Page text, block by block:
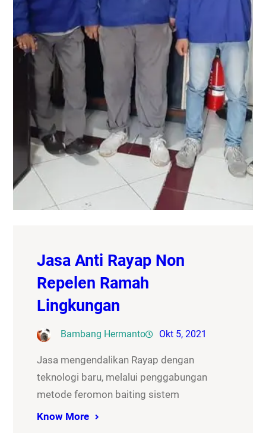
Jasa Anti Rayap Non
Repelen Ramah
Lingkungan
Bambang Hermanto Okt 5, 2021
Jasa mengendalikan Rayap dengan
teknologi baru, melalui penggabungan
metode feromon baiting sistem
Know More